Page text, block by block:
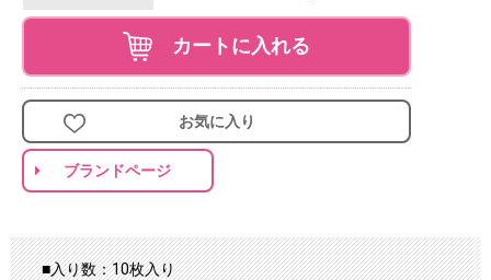
カートに入れる
お気に入り
ブランドページ
■入り数：10枚入り